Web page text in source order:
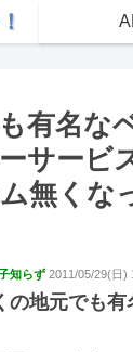
有名な
サービ
無くな
知らず 2011/05/29(日)
の地元でも有